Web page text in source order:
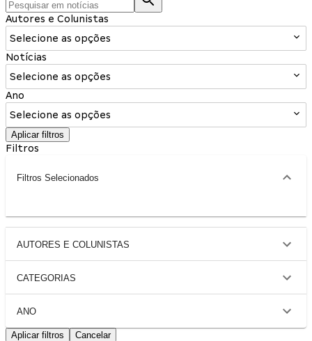
Autores e Colunistas
Selecione as opções
Notícias
Selecione as opções
Ano
Selecione as opções
Aplicar filtros
Filtros
Filtros Selecionados
AUTORES E COLUNISTAS
CATEGORIAS
ANO
Aplicar filtros Cancelar